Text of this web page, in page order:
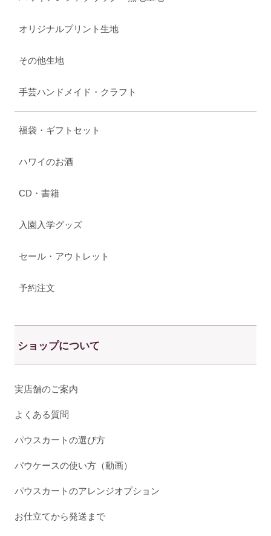
オリジナルプリント生地
その他生地
手芸ハンドメイド・クラフト
福袋・ギフトセット
ハワイのお酒
CD・書籍
入園入学グッズ
セール・アウトレット
予約注文
ショップについて
実店舗のご案内
よくある質問
パウスカートの選び方
パウケースの使い方（動画）
パウスカートのアレンジオプション
お仕立てから発送まで